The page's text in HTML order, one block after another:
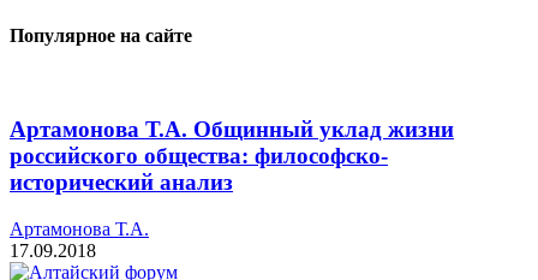
Популярное на сайте
Артамонова Т.А. Общинный уклад жизни
российского общества: философско-
исторический анализ
Артамонова Т.А.
17.09.2018